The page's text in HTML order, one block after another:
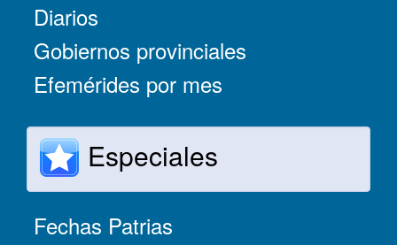
Diarios
Gobiernos provinciales
Efemérides por mes
Especiales
Fechas Patrias